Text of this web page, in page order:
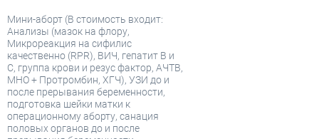
Мини-аборт (В стоимость входит:
Анализы (мазок на флору,
Микрореакция на сифилис
качественно (RPR), ВИЧ, гепатит В и
С, группа крови и резус фактор, АЧТВ,
МНО + Протромбин, ХГЧ), УЗИ до и
после прерывания беременности,
подготовка шейки матки к
операционному аборту, санация
половых органов до и после